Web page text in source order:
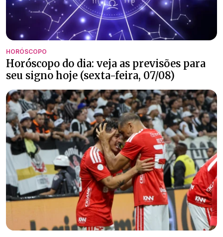
HORÓSCOPO
Horóscopo do dia: veja as previsões para
seu signo hoje (sexta-feira, 07/08)